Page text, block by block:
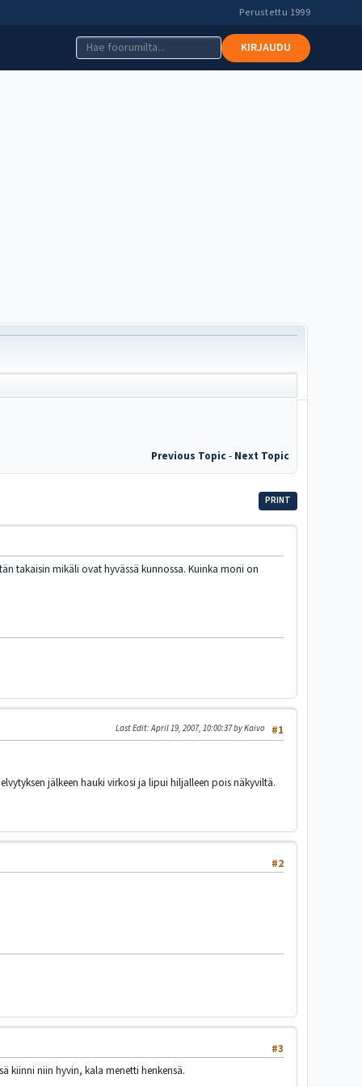
Perustettu 1999
KIRJAUDU
Previous Topic- Next Topic
PRINT
takaisin mikäli ovat hyvässä kunnossa. Kuinka moni on
#1
Last Edit: April 19, 2007, 10:00:37 by Kaivo
jälkeen hauki virkosi ja lipui hiljalleen pois näkyviltä.
#2
#3
kiinni niin hyvin, kala menetti henkensä.